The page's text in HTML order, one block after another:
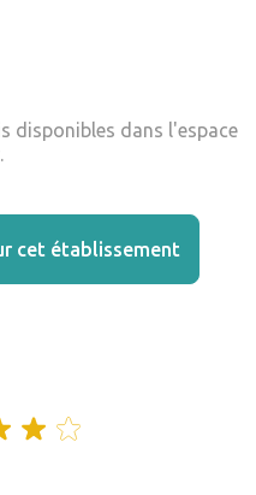
disponibles dans l'espace
cet établissement